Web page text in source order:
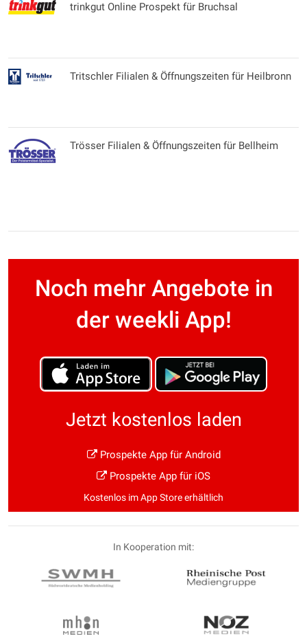
trinkgut Online Prospekt für Bruchsal
Tritschler Filialen & Öffnungszeiten für Heilbronn
Trösser Filialen & Öffnungszeiten für Bellheim
Noch mehr Angebote in
der weekli App!
Jetzt kostenlos laden
Prospekte App für Android
Prospekte App für iOS
Kostenlos im App Store erhältlich
In Kooperation mit: